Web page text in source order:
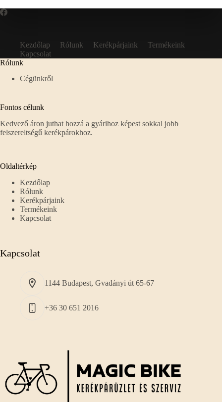
Kezdőlap Rólunk Kerékpárjaink
Termékeink
Kapcsolat
Rólunk
Cégünkről
Fontos célunk
Kedvező áron juthat hozzá a gyárihoz képest sokkal jobb
felszereltségű kerékpárokhoz.
Oldaltérkép
Kezdőlap
Rólunk
Kerékpárjaink
Termékeink
Kapcsolat
Kapcsolat
1144 Budapest, Gvadányi út 65-67
+36 30 651 2016